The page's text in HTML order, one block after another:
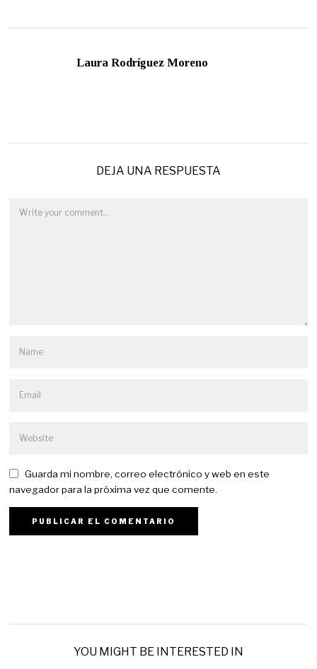
Laura Rodríguez Moreno
DEJA UNA RESPUESTA
Guarda mi nombre, correo electrónico y web en este
navegador para la próxima vez que comente.
YOU MIGHT BE INTERESTED IN